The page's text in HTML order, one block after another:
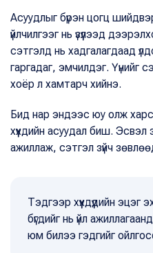
Асуудлыг бүрэн цогц
үйлчилгээг нь үзүүлээд
сэтгэлд нь хадгалагдаад
гаргадаг, эмчилдэг. Үүнийг
хоёр л хамтарч хийнэ.
Бид нар эндээс юу олж
хүүхдийн асуудал биш.
ажиллаж, сэтгэл зүйч
Тэдгээр хүүхдүүдийн эцэг
бүгдийг нь үйл
юм билээ гэдгийг